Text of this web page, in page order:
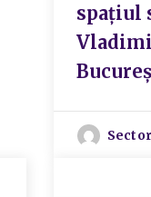
spațiul